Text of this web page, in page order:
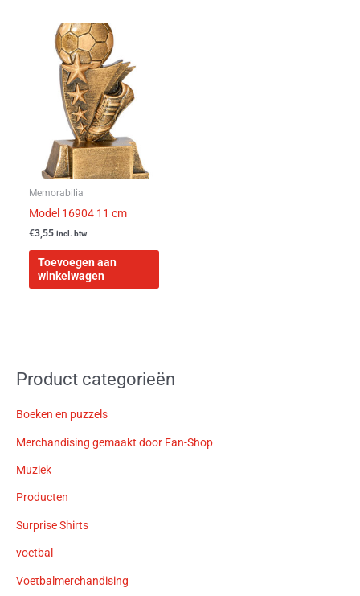
Memorabilia
Model 16904 11 cm
€3,55 incl. btw
Toevoegen aan
winkelwagen
Product categorieën
Boeken en puzzels
Merchandising gemaakt door Fan-Shop
Muziek
Producten
Surprise Shirts
voetbal
Voetbalmerchandising